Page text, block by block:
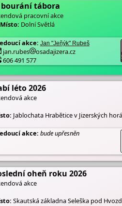
bourání tábora
pracovní akce
Místo: Dolní Světlá
akce: Jan "Jeňýk" Rubeš
jan.rubes
osadajizera.cz
606 491 577
léto 2026
akce
Jablochata Hrabětice v Jizerských
akce: bude upřesněn
oheň roku 2026
akce
Skautská základna Seleška pod